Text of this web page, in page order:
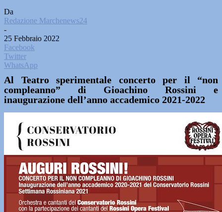
Da
Redazione Marchenews24
-
25 Febbraio 2022
Facebook
Twitter
WhatsApp
Al Teatro sperimentale concerto per il “non
compleanno” di Gioachino Rossini e
inaugurazione dell’anno accademico 2021-2022